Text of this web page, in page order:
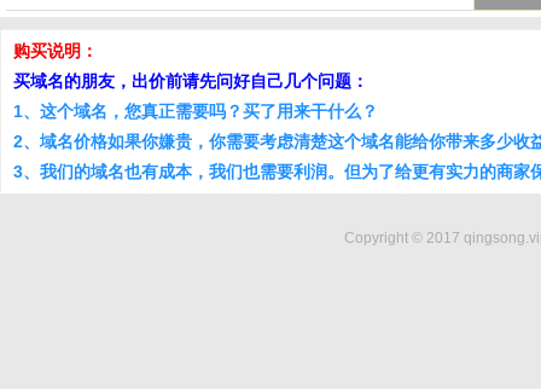
购买说明：
买域名的朋友，出价前请先问好自己几个问题：
1、这个域名，您真正需要吗？买了用来干什么？
2、域名价格如果你嫌贵，你需要考虑清楚这个域名能给你带来多少收
3、我们的域名也有成本，我们也需要利润。但为了给更有实力的商家
Copyright © 2017